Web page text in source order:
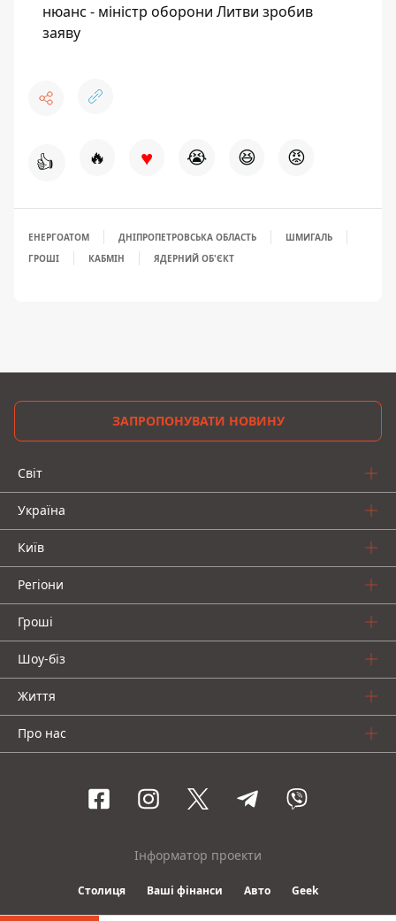
нюанс - міністр оборони Литви зробив
заяву
👍 🔥 ♥ 😭 😆 😡
ЕНЕРГОАТОМ ДНІПРОПЕТРОВСЬКА ОБЛАСТЬ
ШМИГАЛЬ
ГРОШІ
КАБМІН ЯДЕРНИЙ ОБ'ЄКТ
ЗАПРОПОНУВАТИ НОВИНУ
Світ
Україна
Київ
Регіони
Гроші
Шоу-біз
Життя
Про нас
Інформатор проекти
Столиця Ваші фінанси Авто Geek